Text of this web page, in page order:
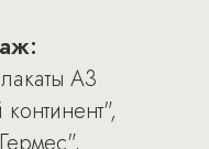
А3